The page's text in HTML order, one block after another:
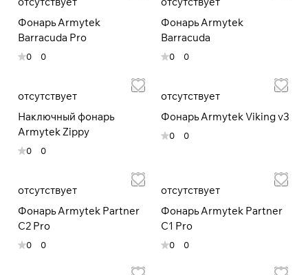
Фонарь Armytek
Barracuda Pro
0 0
Фонарь Armytek
Barracuda
0 0
отсутствует
Наключный фонарь
Armytek Zippy
0 0
отсутствует
Фонарь Armytek Viking v3
0 0
отсутствует
Фонарь Armytek Partner
C2 Pro
0 0
отсутствует
Фонарь Armytek Partner
C1 Pro
0 0